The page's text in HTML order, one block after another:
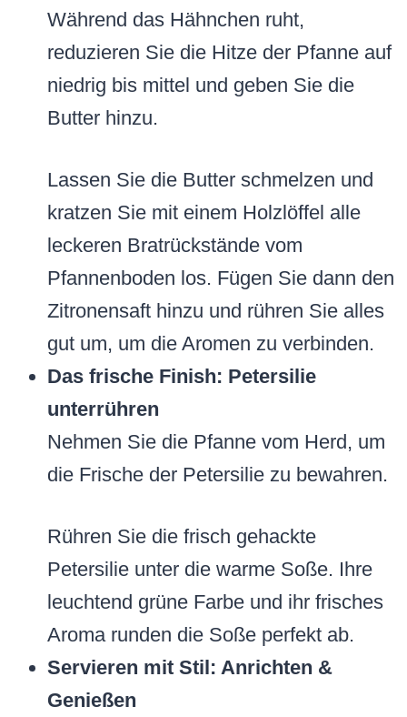
Während das Hähnchen ruht,
reduzieren Sie die Hitze der Pfanne auf
niedrig bis mittel und geben Sie die
Butter hinzu.
Lassen Sie die Butter schmelzen und
kratzen Sie mit einem Holzlöffel alle
leckeren Bratrückstände vom
Pfannenboden los. Fügen Sie dann den
Zitronensaft hinzu und rühren Sie alles
gut um, um die Aromen zu verbinden.
Das frische Finish: Petersilie
unterrühren
Nehmen Sie die Pfanne vom Herd, um
die Frische der Petersilie zu bewahren.
Rühren Sie die frisch gehackte
Petersilie unter die warme Soße. Ihre
leuchtend grüne Farbe und ihr frisches
Aroma runden die Soße perfekt ab.
Servieren mit Stil: Anrichten &
Genießen